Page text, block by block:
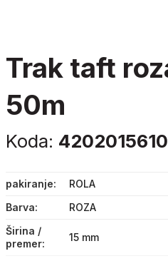
trak taft roza 15mm
50m
Koda: 4202015610
pakiranje
ROLA
Barva
ROZA
Širina /
premer
15 mm